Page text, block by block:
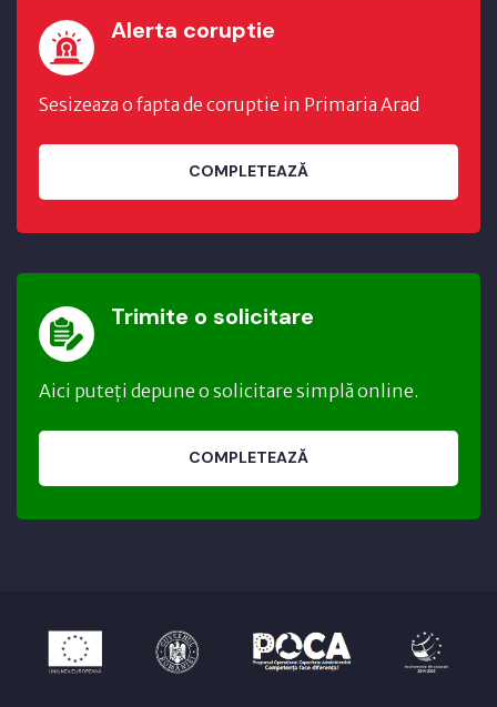
Alerta coruptie
Sesizeaza o fapta de coruptie in Primaria Arad
COMPLETEAZĂ
Trimite o solicitare
Aici puteți depune o solicitare simplă online.
COMPLETEAZĂ